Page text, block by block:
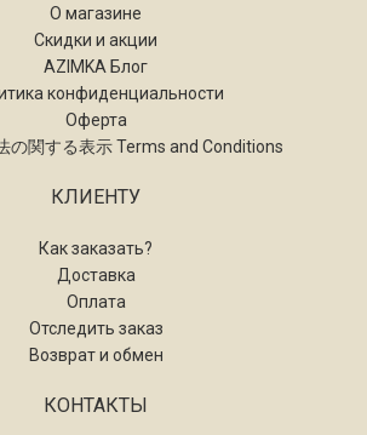
О магазине
Скидки и акции
AZIMKA Блог
конфиденциальности
Оферта
の関する表示 Terms and Conditions
КЛИЕНТУ
Как заказать?
Доставка
Оплата
Отследить заказ
Возврат и обмен
КОНТАКТЫ